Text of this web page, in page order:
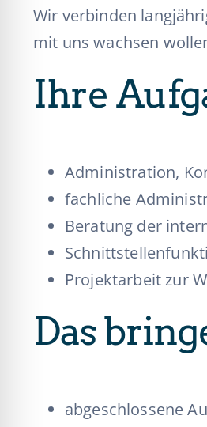
Wir verbinden
mit uns wachsen
Ihre
Administration,
fachliche
Beratung der
Projektarbeit zur
Das
abgeschlossene